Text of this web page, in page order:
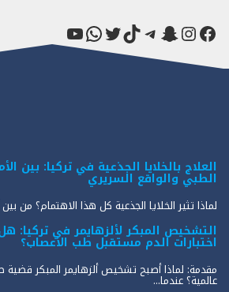
فيسبوك
إنستجرام
سناب شاتتيليجرام
تيك توكتويترواتساب
يوتيوب
العلاج بالخلايا الجذعية في تركيا: بين
الطبي والواقع السريري
لماذا تثير الخلايا الجذعية كل هذا الاهتمام؟ من بين
التشخيص المبكر لألزهايمر في تركيا:
اختبارات الدم مستقبل طب الأعصاب؟
مقدمة: لماذا أصبح تشخيص ألزهايمر المبكر قضية
عالمية؟ عندما...